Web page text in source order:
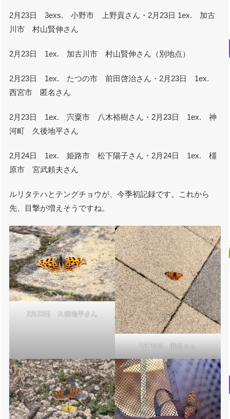
2月23日 3exs. 小野市 上野貢さん・2月23日 1ex. 加古
川市 村山賢伸さん
2月23日 1ex. 加古川市 村山賢伸さん（別地点）
2月23日 1ex. たつの市 前田啓治さん・2月23日 1ex.
西宮市 匿名さん
2月23日 1ex. 宍粟市 八木裕樹さん・2月23日 1ex. 神
河町 久後地平さん
2月24日 1ex. 姫路市 松下陽子さん・2月24日 1ex. 橿
原市 宮武頼夫さん
ルリタテハとテングチョウが、今季初記録です。これから
先、目撃が増えそうですね。
2月23日 久後地平さん
2月23日 匿名さん